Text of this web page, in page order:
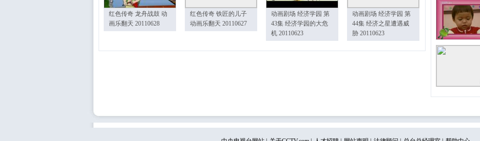
红色传奇 龙舟战鼓 动
画乐翻天 20110628
红色传奇 铁匠的儿子
动画乐翻天 20110627
动画剧场 经济学园 第
43集 经济学园的大危
机 20110623
动画剧场 经济学园 第
44集 经济之星遭遇威
胁 20110623